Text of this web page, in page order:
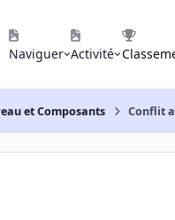
Naviguer Activité
et Composants Conflit